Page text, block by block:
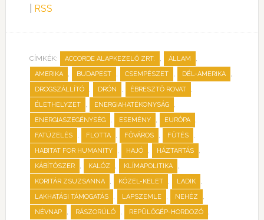
RSS
CÍMKÉK: ACCORDE ALAPKEZELŐ ZRT. , ÁLLAM ,
AMERIKA , BUDAPEST , CSEMPÉSZET , DÉL-AMERIKA ,
DROGSZÁLLÍTÓ , DRÓN , ÉBRESZTŐ ROVAT ,
ÉLETHELYZET , ENERGIAHATÉKONYSÁG ,
ENERGIASZEGÉNYSÉG , ESEMÉNY , EURÓPA ,
FATÜZELÉS , FLOTTA , FŐVÁROS , FŰTÉS ,
HABITAT FOR HUMANITY , HAJÓ , HÁZTARTÁS ,
KÁBÍTÓSZER , KALÓZ , KLÍMAPOLITIKA ,
KORITÁR ZSUZSANNA , KÖZEL-KELET , LADIK ,
LAKHATÁSI TÁMOGATÁS , LAPSZEMLE , NEHÉZ ,
NÉVNAP , RÁSZORÚLÓ , REPÜLŐGÉP-HORDOZÓ ,